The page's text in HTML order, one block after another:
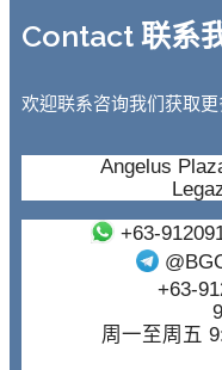
Contact 联系
欢迎联系咨询我们获取
Angelus
+63-
+63-
周一至周五